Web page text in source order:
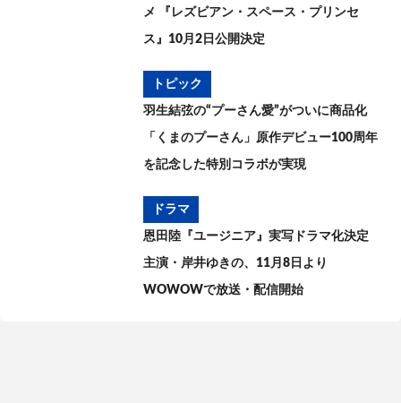
メ 『レズビアン・スペース・プリンセ
ス』10月2日公開決定
トピック
羽生結弦の“プーさん愛”がついに商品化
「くまのプーさん」原作デビュー100周年
を記念した特別コラボが実現
ドラマ
恩田陸『ユージニア』実写ドラマ化決定
主演・岸井ゆきの、11月8日より
WOWOWで放送・配信開始